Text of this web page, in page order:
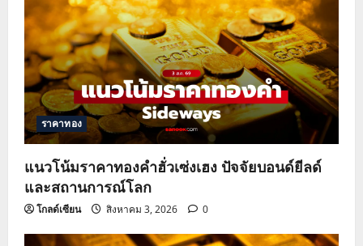
ราคาทอง
แนวโน้มราคาทองคำฮั่วเซ่งเฮง ปัจจัยบอนด์ยีลด์
และสถานการณ์โลก
โกลด์เซียน สิงหาคม 3, 2026 0